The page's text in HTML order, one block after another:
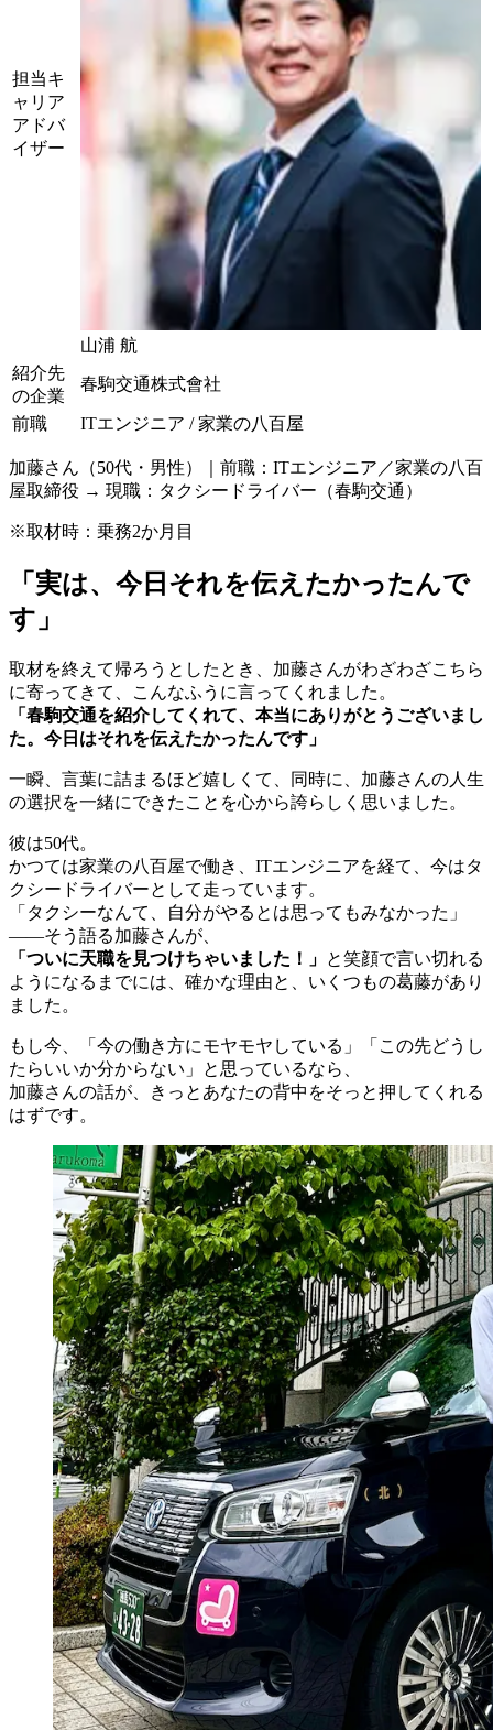
担当キ
ャリア
アドバ
イザー
山浦 航
紹介先
の企業
春駒交通株式會社
前職 ITエンジニア / 家業の八百屋
加藤さん（50代・男性）｜前職：ITエンジニア／家業の八百
屋取締役 → 現職：タクシードライバー（春駒交通）
※取材時：乗務2か月目
「実は、今日それを伝えたかったんで
す」
取材を終えて帰ろうとしたとき、加藤さんがわざわざこちら
に寄ってきて、こんなふうに言ってくれました。
「春駒交通を紹介してくれて、本当にありがとうございまし
た。今日はそれを伝えたかったんです」
一瞬、言葉に詰まるほど嬉しくて、同時に、加藤さんの人生
の選択を一緒にできたことを心から誇らしく思いました。
彼は50代。
かつては家業の八百屋で働き、ITエンジニアを経て、今はタ
クシードライバーとして走っています。
「タクシーなんて、自分がやるとは思ってもみなかった」
――そう語る加藤さんが、
「ついに天職を見つけちゃいました！」 と笑顔で言い切れる
ようになるまでには、確かな理由と、いくつもの葛藤があり
ました。
もし今、「今の働き方にモヤモヤしている」「この先どうし
たらいいか分からない」と思っているなら、
加藤さんの話が、きっとあなたの背中をそっと押してくれる
はずです。